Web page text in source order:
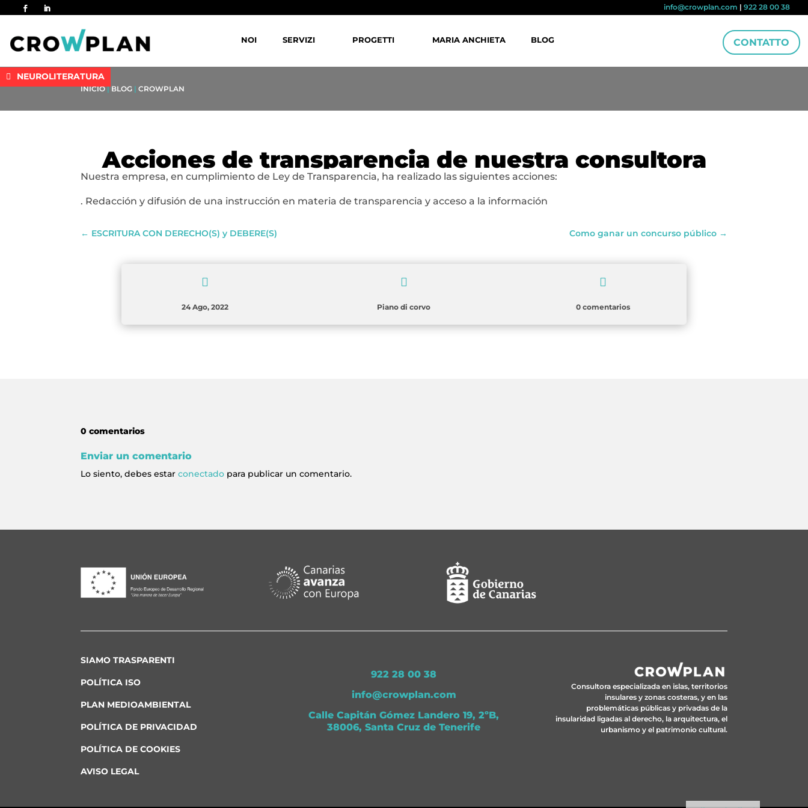
info@crowplan.com | 922 28 00 38
NOI SERVIZI PROGETTI MARIA ANCHIETA BLOG CONTATTO
NEUROLITERATURA
INICIO |BLOG |CROWPLAN
Acciones de transparencia de nuestra consultora
Nuestra empresa, en cumplimiento de Ley de Transparencia, ha realizado las siguientes acciones:
. Redacción y difusión de una instrucción en materia de transparencia y acceso a la información
← ESCRITURA CON DERECHO(S) y DEBERE(S) Como ganar un concurso público →

24 Ago, 2022

Piano di corvo

0 comentarios
0 comentarios
Enviar un comentario
Lo siento, debes estarconectado para publicar un comentario.
SIAMO TRASPARENTI
POLÍTICA ISO
PLAN MEDIOAMBIENTAL
POLÍTICA DE PRIVACIDAD
POLÍTICA DE COOKIES
AVISO LEGAL
922 28 00 38
info@crowplan.com
Calle Capitán Gómez Landero 19, 2ºB,
38006, Santa Cruz de Tenerife
Consultora especializada en islas, territorios
insulares y zonas costeras, y en las
problemáticas públicas y privadas de la
insularidad ligadas al derecho, la arquitectura, el
urbanismo y el patrimonio cultural.